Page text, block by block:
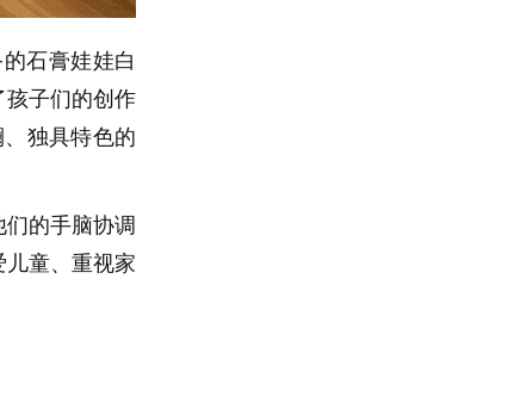
石膏娃娃白
孩子们的创作
独具特色的
的手脑协调
童、重视家